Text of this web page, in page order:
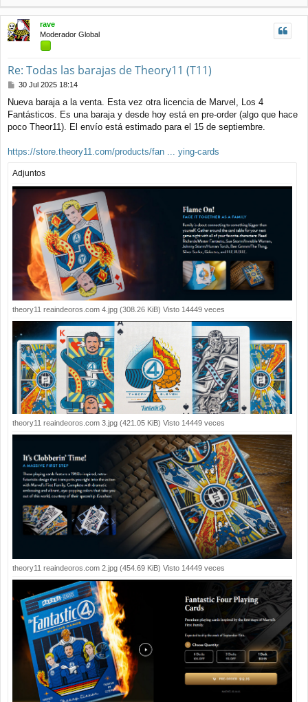
i
rave
Moderador Global
Re: Todas las barajas de Theory11 (T11)
M
n
s
a
30 Jul 2025 18:14
Nueva baraja a la venta. Esta vez otra licencia de Marvel, Los 4
Fantásticos. Es una baraja y desde hoy está en pre-order (algo que hace
poco Theor11). El envío está estimado para el 15 de septiembre.
https://store.theory11.com/products/fan ... ying-cards
Adjuntos
theory11 reaindeoros.com 4.jpg (308.26 KiB) Visto 14449 veces
theory11 reaindeoros.com 3.jpg (421.05 KiB) Visto 14449 veces
theory11 reaindeoros.com 2.jpg (454.69 KiB) Visto 14449 veces